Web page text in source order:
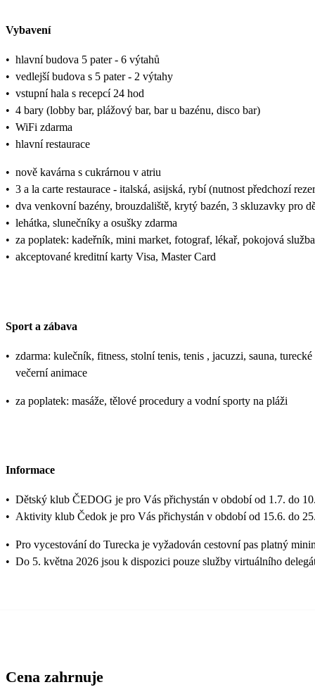
Vybavení
• hlavní budova 5 pater - 6 výtahů
• vedlejší budova s 5 pater - 2 výtahy
• vstupní hala s recepcí 24 hod
• 4 bary (lobby bar, plážový bar, bar u bazénu, disco bar)
• WiFi zdarma
• hlavní restaurace
• nově kavárna s cukrárnou v atriu
• 3 a la carte restaurace - italská, asijská, rybí (nutnost předchozí
• dva venkovní bazény, brouzdaliště, krytý bazén, 3 skluzavky pro
• lehátka, slunečníky a osušky zdarma
• za poplatek: kadeřník, mini market, fotograf, lékař, pokojová služba
• akceptované kreditní karty Visa, Master Card
Sport a zábava
• zdarma: kulečník, fitness, stolní tenis, tenis , jacuzzi, sauna,
večerní animace
• za poplatek: masáže, tělové procedury a vodní sporty na pláži
Informace
• Dětský klub ČEDOG je pro Vás přichystán v období od 1.7. do
• Aktivity klub Čedok je pro Vás přichystán v období od 15.6. do
• Pro vycestování do Turecka je vyžadován cestovní pas platný
• Do 5. května 2026 jsou k dispozici pouze služby virtuálního
Cena zahrnuje